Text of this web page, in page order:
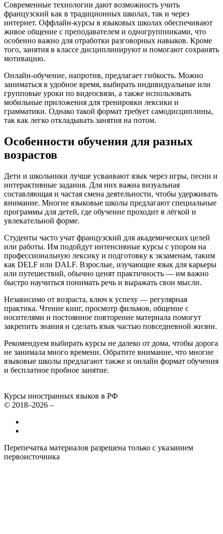
Современные технологии дают возможность учить
французский как в традиционных школах, так и через
интернет. Оффлайн-курсы в языковых школах обеспечивают
живое общение с преподавателем и одногруппниками, что
особенно важно для отработки разговорных навыков. Кроме
того, занятия в классе дисциплинируют и помогают сохранять
мотивацию.
Онлайн-обучение, напротив, предлагает гибкость. Можно
заниматься в удобное время, выбирать индивидуальные или
групповые уроки по видеосвязи, а также использовать
мобильные приложения для тренировки лексики и
грамматики. Однако такой формат требует самодисциплины,
так как легко откладывать занятия на потом.
Особенности обучения для разных
возрастов
Дети и школьники лучше усваивают язык через игры, песни и
интерактивные задания. Для них важна визуальная
составляющая и частая смена деятельности, чтобы удерживать
внимание. Многие языковые школы предлагают специальные
программы для детей, где обучение проходит в лёгкой и
увлекательной форме.
Студенты часто учат французский для академических целей
или работы. Им подойдут интенсивные курсы с упором на
профессиональную лексику и подготовку к экзаменам, таким
как DELF или DALF. Взрослые, изучающие язык для карьеры
или путешествий, обычно ценят практичность — им важно
быстро научиться понимать речь и выражать свои мысли.
Независимо от возраста, ключ к успеху — регулярная
практика. Чтение книг, просмотр фильмов, общение с
носителями и постоянное повторение материала помогут
закрепить знания и сделать язык частью повседневной жизни.
Рекомендуем выбирать курсы не далеко от дома, чтобы дорога
не занимала много времени. Обратите внимание, что многие
языковые школы предлагают также и онлайн формат обучения
и бесплатное пробное занятие.
Курсы иностранных языков в РФ
© 2018–2026 –
Перепечатка материалов разрешена только с указанием
первоисточника